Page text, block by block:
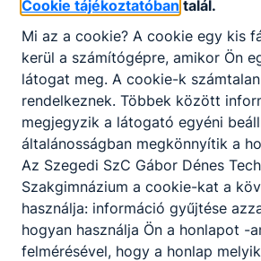
Személyes ügyintézés: Minden
héten szerdán 8.00 és 15:00 óra
között Iskolalátogatási igazolás
online, e-mailen is igényelhető! Az
iskolai könyvtár csak a következő
szerdákon van nyitva (kiiratkozás
ekkor lehetséges): 07. 15., 07. 22
és 08.05.
2026. júl. 6. Igazgatóság
Cookie tájékoztatóban talál.
Mi az a cookie? A cookie egy kis
kerül a számítógépre, amikor Ön
látogat meg. A cookie-k
rendelkeznek. Többek között
megjegyzik a látogató egyéni
általánosságban megkönnyítik a
Az Szegedi SzC Gábor Dénes
Szakgimnázium a cookie-kat a
használja: információ gyűjtése
hogyan használja Ön a honlapot -
felmérésével, hogy a honlap